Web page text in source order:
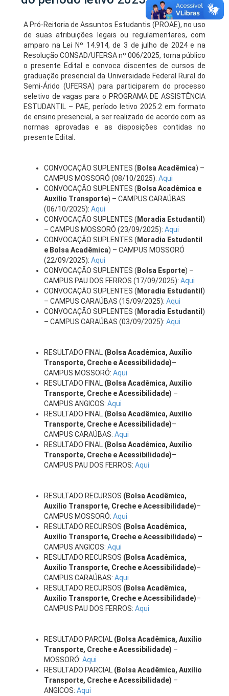
A Pró-Reitoria de Assuntos Estudantis (PROAE), no uso
de suas atribuições legais ou regulamentares, com
amparo na Lei Nº 14.914, de 3 de julho de 2024 e na
Resolução CONSAD/UFERSA nº 006/2025, torna público
o presente Edital e convoca discentes de cursos de
graduação presencial da Universidade Federal Rural do
Semi-Árido (UFERSA) para participarem do processo
seletivo de vagas para o PROGRAMA DE ASSISTÊNCIA
ESTUDANTIL – PAE, período letivo 2025.2 em formato
de ensino presencial, a ser realizado de acordo com as
normas aprovadas e as disposições contidas no
presente Edital.
CONVOCAÇÃO SUPLENTES ( Bolsa Acadêmica) –
CAMPUS MOSSORÓ (08/10/2025): Aqui
CONVOCAÇÃO SUPLENTES ( Bolsa Acadêmica e
Auxílio Transporte) – CAMPUS CARAÚBAS
(06/10/2025): Aqui
CONVOCAÇÃO SUPLENTES ( Moradia Estudantil )
– CAMPUS MOSSORÓ (23/09/2025): Aqui
CONVOCAÇÃO SUPLENTES ( Moradia Estudantil
e Bolsa Acadêmica) – CAMPUS MOSSORÓ
(22/09/2025): Aqui
CONVOCAÇÃO SUPLENTES ( Bolsa Esporte) –
CAMPUS PAU DOS FERROS (17/09/2025): Aqui
CONVOCAÇÃO SUPLENTES ( Moradia Estudantil )
– CAMPUS CARAÚBAS (15/09/2025): Aqui
CONVOCAÇÃO SUPLENTES ( Moradia Estudantil )
– CAMPUS CARAÚBAS (03/09/2025): Aqui
RESULTADO FINAL (Bolsa Acadêmica, Auxílio
Transporte, Creche e Acessibilidade)–
CAMPUS MOSSORÓ: Aqui
RESULTADO FINAL (Bolsa Acadêmica, Auxílio
Transporte, Creche e Acessibilidade) –
CAMPUS ANGICOS: Aqui
RESULTADO FINAL (Bolsa Acadêmica, Auxílio
Transporte, Creche e Acessibilidade)–
CAMPUS CARAÚBAS: Aqui
RESULTADO FINAL (Bolsa Acadêmica, Auxílio
Transporte, Creche e Acessibilidade)–
CAMPUS PAU DOS FERROS: Aqui
RESULTADO RECURSOS (Bolsa Acadêmica,
Auxílio Transporte, Creche e Acessibilidade)–
CAMPUS MOSSORÓ: Aqui
RESULTADO RECURSOS (Bolsa Acadêmica,
Auxílio Transporte, Creche e Acessibilidade) –
CAMPUS ANGICOS: Aqui
RESULTADO RECURSOS (Bolsa Acadêmica,
Auxílio Transporte, Creche e Acessibilidade)–
CAMPUS CARAÚBAS: Aqui
RESULTADO RECURSOS (Bolsa Acadêmica,
Auxílio Transporte, Creche e Acessibilidade)–
CAMPUS PAU DOS FERROS: Aqui
RESULTADO PARCIAL (Bolsa Acadêmica, Auxílio
Transporte, Creche e Acessibilidade) –
MOSSORÓ: Aqui
RESULTADO PARCIAL (Bolsa Acadêmica, Auxílio
Transporte, Creche e Acessibilidade) –
ANGICOS: Aqui